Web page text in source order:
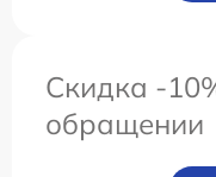
Скидка -
обращении